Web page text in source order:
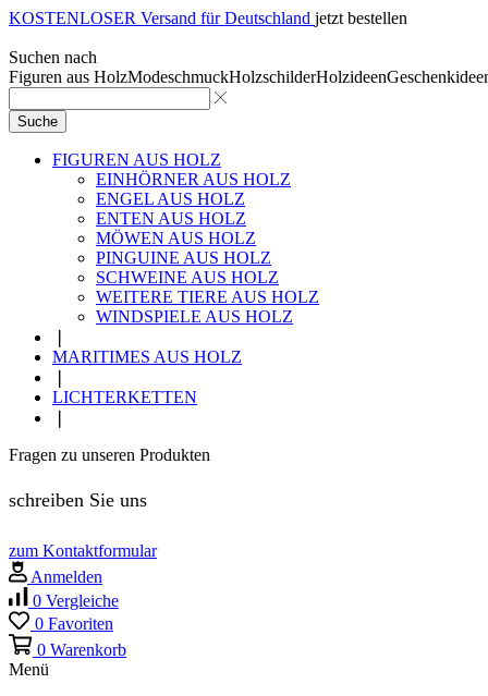
KOSTENLOSER Versand für Deutschland jetzt bestellen
Suchen nach
Figuren aus HolzModeschmuckHolzschilderHolzideen
Suche
FIGUREN AUS HOLZ
EINHÖRNER AUS HOLZ
ENGEL AUS HOLZ
ENTEN AUS HOLZ
MÖWEN AUS HOLZ
PINGUINE AUS HOLZ
SCHWEINE AUS HOLZ
WEITERE TIERE AUS HOLZ
WINDSPIELE AUS HOLZ
MARITIMES AUS HOLZ
LICHTERKETTEN
Fragen zu unseren Produkten
schreiben Sie uns
zum Kontaktformular
Anmelden
0 Vergleiche
0 Favoriten
0 Warenkorb
Menü